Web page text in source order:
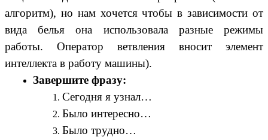
алгоритм), но нам хочется чтобы в зависимости от
вида белья она использовала разные режимы
работы. Оператор ветвления вносит элемент
интеллекта в работу машины).
Завершите фразу:
Сегодня я узнал…
Было интересно…
Было трудно…